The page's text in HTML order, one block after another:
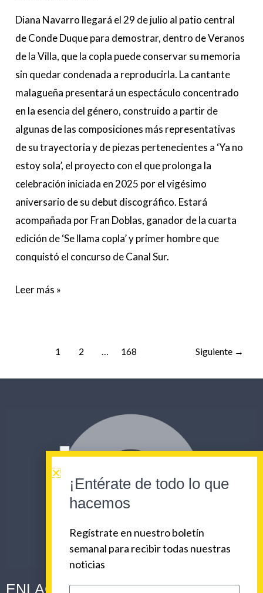
Diana Navarro llegará el 29 de julio al patio central
de Conde Duque para demostrar, dentro de Veranos
de la Villa, que la copla puede conservar su memoria
sin quedar condenada a reproducirla. La cantante
malagueña presentará un espectáculo concentrado
en la esencia del género, construido a partir de
algunas de las composiciones más representativas
de su trayectoria y de piezas pertenecientes a ‘Ya no
estoy sola’, el proyecto con el que prolonga la
celebración iniciada en 2025 por el vigésimo
aniversario de su debut discográfico. Estará
acompañada por Fran Doblas, ganador de la cuarta
edición de ‘Se llama copla’ y primer hombre que
conquistó el concurso de Canal Sur.
Leer más »
1 2 … 168 Siguiente →
ENLACES CORPORATIVOS
¡Entérate de todo lo que
hacemos
Regístrate en nuestro boletín
semanal para recibir todas nuestras
noticias